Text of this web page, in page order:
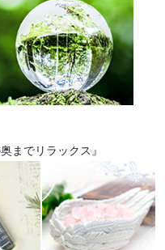
までリラックス』